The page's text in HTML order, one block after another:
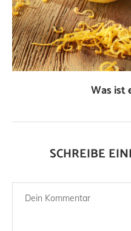
Was ist
SCHREIBE